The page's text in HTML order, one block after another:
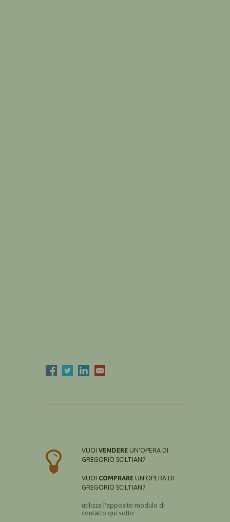
VUOI VENDERE UN'OPERA DI
GREGORIO SCILTIAN?
VUOI COMPRARE UN'OPERA DI
GREGORIO SCILTIAN?
utilizza l'apposito modulo di
contatto qui sotto